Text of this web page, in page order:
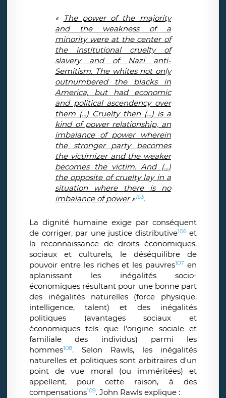
« The power of the majority
and the weakness of a
minority were at the center of
the institutional cruelty of
slavery and of Nazi anti-
Semitism. The whites not only
outnumbered the blacks in
America, but had economic
and political ascendency over
them (...) Cruelty then (...) is a
kind of power relationship, an
imbalance of power wherein
the stronger party becomes
the victimizer and the weaker
becomes the victim. And (...)
the opposite of cruelty lay in a
situation where there is no
imbalance of power»105.
La dignité humaine exige par conséquent
de corriger, par une justice distributive106et
la reconnaissance de droits économiques,
sociaux et culturels, le déséquilibre de
pouvoir entre les riches et les pauvres107 en
aplanissant les inégalités socio-
économiques résultant pour une bonne part
des inégalités naturelles (force physique,
intelligence, talent) et des inégalités
politiques (avantages sociaux et
économiques tels que l'origine sociale et
familiale des individus) parmi les
hommes108. Selon Rawls, les inégalités
naturelles et politiques sont arbitraires d'un
point de vue moral (ou imméritées) et
appellent, pour cette raison, à des
compensations109. John Rawls explique :